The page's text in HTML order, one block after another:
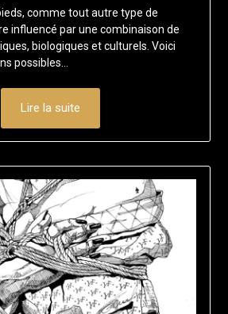
16
janvier
2025
comme tout autre type de
influencé par une combinaison de
biologiques et culturels. Voici
possibles…
Lire la suite